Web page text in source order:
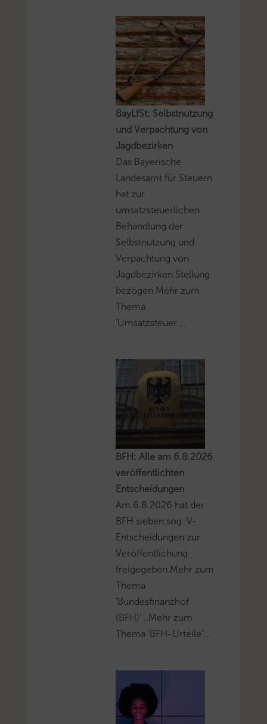
BayLfSt: Selbstnutzung
und Verpachtung von
Jagdbezirken
Das Bayerische
Landesamt für Steuern
hat zur
umsatzsteuerlichen
Behandlung der
Selbstnutzung und
Verpachtung von
Jagdbezirken Stellung
bezogen.Mehr zum
Thema
'Umsatzsteuer'...
BFH: Alle am 6.8.2026
veröffentlichten
Entscheidungen
Am 6.8.2026 hat der
BFH sieben sog. V-
Entscheidungen zur
Veröffentlichung
freigegeben.Mehr zum
Thema
'Bundesfinanzhof
(BFH)'...Mehr zum
Thema 'BFH-Urteile'...